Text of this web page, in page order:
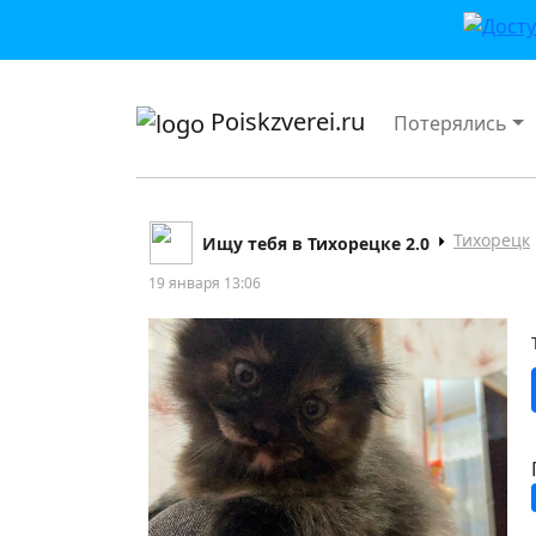
Poiskzverei.ru Потерялись
Ищу тебя в Тихорецке 2.0 Тихорецк
19 января 13:06